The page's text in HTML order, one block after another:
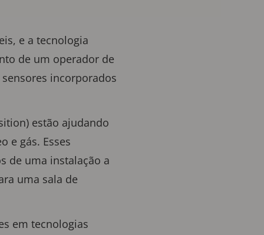
e a tecnologia
de um operador de
incorporados
estão ajudando
e gás. Esses
de uma instalação a
uma sala de
em tecnologias